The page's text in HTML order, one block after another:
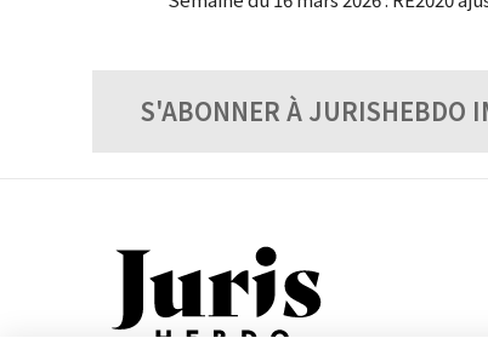
S'ABONNER À JURISHEBDO